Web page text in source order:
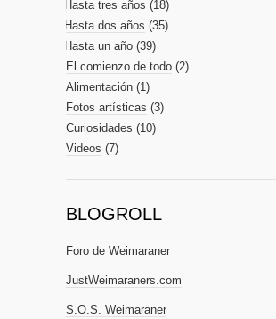
Hasta tres años (18)
Hasta dos años (35)
Hasta un año (39)
El comienzo de todo (2)
Alimentación (1)
Fotos artísticas (3)
Curiosidades (10)
Videos (7)
BLOGROLL
Foro de Weimaraner
JustWeimaraners.com
S.O.S. Weimaraner